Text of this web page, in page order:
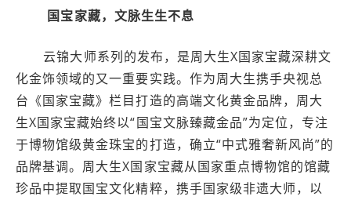
国宝家藏，文脉生生不息
云锦大师系列的发布，是周大生X国家宝藏深耕文
化金饰领域的又一重要实践。作为周大生携手央视总
台《国家宝藏》栏目打造的高端文化黄金品牌，周大
生X国家宝藏始终以“国宝文脉臻藏金品”为定位，专注
于博物馆级黄金珠宝的打造，确立“中式雅奢新风尚”的
品牌基调。周大生X国家宝藏从国家重点博物馆的馆藏
珍品中提取国宝文化精粹，携手国家级非遗大师，以